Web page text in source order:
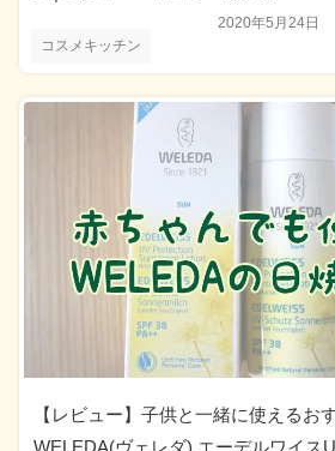
コスメキッチン
2020年5月24日
【レビュー】子供と一緒に使えるお
WELEDA(ヴェレダ) エーデルワイス